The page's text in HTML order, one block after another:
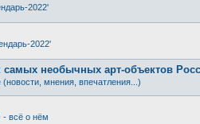
2022'
2022'
необычных арт-объектов
(новости, мнения, впечатления...)
всё о нём